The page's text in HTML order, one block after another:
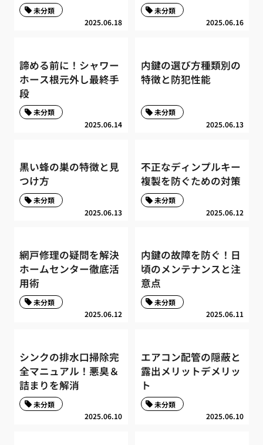
2025.06.18
未分類
2025.06.16
未分類
諦める前に！シャワー
ホース根元外し最終手
段
2025.06.14
未分類
内鍵の選び方種類別の
特徴と防犯性能
2025.06.13
未分類
黒い蜂の巣の特徴と見
つけ方
2025.06.13
未分類
不正なディンプルキー
複製を防ぐための対策
2025.06.12
未分類
網戸修理の疑問を解決
ホームセンター徹底活
用術
2025.06.12
未分類
内鍵の故障を防ぐ！日
頃のメンテナンスと注
意点
2025.06.11
未分類
シンクの排水口掃除完
全マニュアル！悪臭＆
詰まりを解消
2025.06.10
未分類
エアコン配管の隠蔽と
露出メリットデメリッ
ト
2025.06.10
未分類